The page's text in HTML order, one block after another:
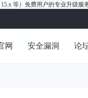
等）免费用户的专业升级服
网 安全漏洞 论